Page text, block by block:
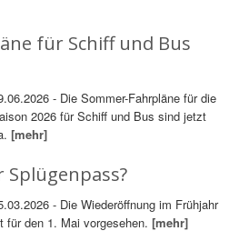
für Schiff und Bus
- Die Sommer-Fahrpläne für die
2026 für Schiff und Bus sind jetzt
[mehr]
- Die Wiederöffnung im Frühjahr
für den 1. Mai vorgesehen.[mehr]